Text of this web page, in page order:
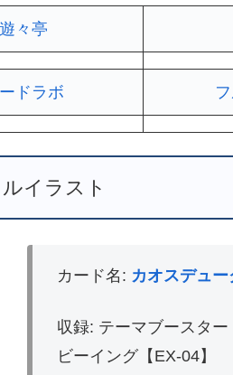
々亭
ドラボ
イラスト
カード名: カオスデュ
収録: テーマブースタ
ビーイング【EX-04】